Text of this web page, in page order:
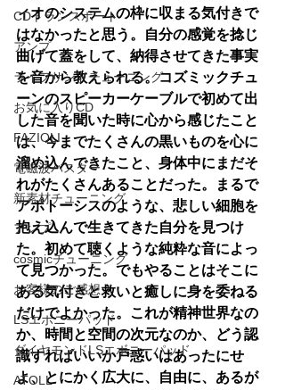
CDトランスポート
アンプ
ライフサンドチューニング
お気に入りCD
FAZIOLI
電磁波バスター
新素材チューニング
アンプ
cosmicチューニング
お客様のご感想
LSエボニーパッド
ダイヤモンドLSエボニーパッド
ATOLL
ィオのシステムの枠に収まる気付きで
はなかったと思う。自分の感覚を捻じ
曲げて蓋をして、納得させてきた事実
を音から教えられる。コズミックチュ
ーンのスピーカーケーブルで初めて出
した音を聞いた時に心から感じたこと
は、今までたくさんの黒いものを心に
溜め込んできたこと、身体中にまだそ
れがたくさんあることだった。まるで
アポトーシスのような、悲しい細胞を
抱え込んで生きてきた自分を見つけ
た。初めて聴くような純粋な音によっ
て見つかった。でもやることはそこに
ある気付きと救いと癒しに身を委ねる
だけでよかった。これが精神世界なの
か、時間と空間の次元なのか、どう認
識すればいいか戸惑いはあったにせ
よ、とにかく広大に、自由に、あるが